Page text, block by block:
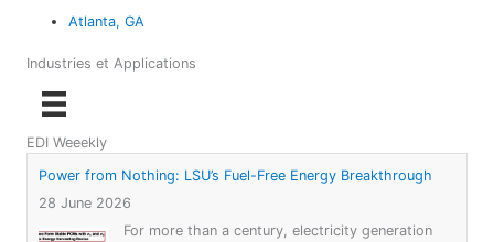
Atlanta, GA
Industries et Applications
EDI Weeekly
Power from Nothing: LSU’s Fuel-Free Energy Breakthrough
28 June 2026
For more than a century, electricity generation